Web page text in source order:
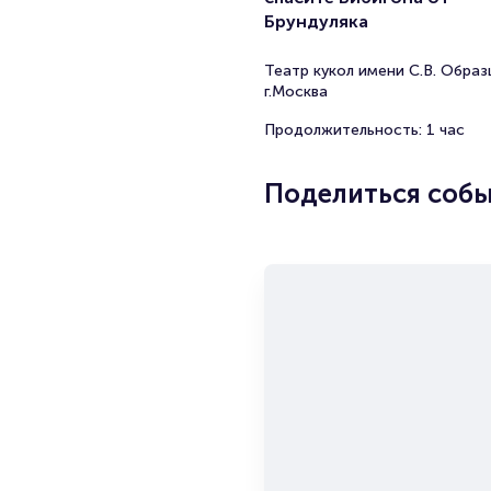
Брундуляка
Театр кукол имени С.В.
г.Москва
Продолжительность: 1 час
Поделиться